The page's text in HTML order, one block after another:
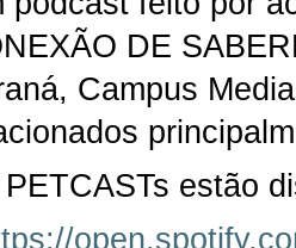
DE
Campus
PETCASTs estão